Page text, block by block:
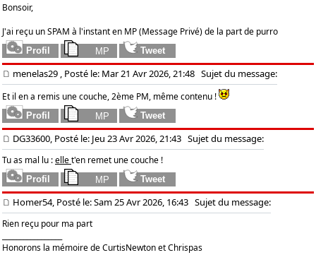
Bonsoir,
J'ai reçu un SPAM à l'instant en MP (Message Privé) de la part de purro
menelas29 , Posté le: Mar 21 Avr 2026, 21:48 Sujet du message:
Et il en a remis une couche, 2ème PM, même contenu !
DG33600, Posté le: Jeu 23 Avr 2026, 21:43 Sujet du message:
Tu as mal lu :ellet'en remet une couche !
Homer54, Posté le: Sam 25 Avr 2026, 16:43 Sujet du message:
Rien reçu pour ma part
Honorons la mémoire de CurtisNewton et Chrispas